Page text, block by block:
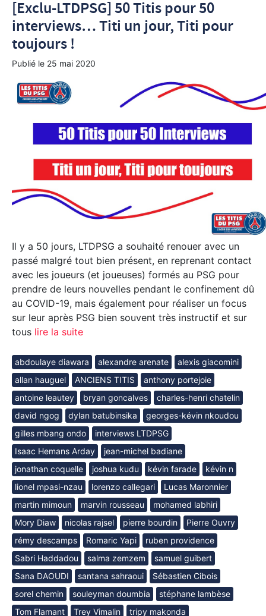
[Exclu-LTDPSG] 50 Titis pour 50
interviews… Titi un jour, Titi pour
toujours !
Publié le 25 mai 2020
Il y a 50 jours, LTDPSG a souhaité renouer avec un
passé malgré tout bien présent, en reprenant contact
avec les joueurs (et joueuses) formés au PSG pour
prendre de leurs nouvelles pendant le confinement dû
au COVID-19, mais également pour réaliser un focus
sur leur après PSG bien souvent très instructif et sur
tous lire la suite
abdoulaye diawara alexandre arenate
alexis giacomini
allan hauguel
ANCIENS TITIS
anthony portejoie
antoine leautey
bryan goncalves
charles-henri chatelin
david ngog
dylan batubinsika
georges-kévin nkoudou
gilles mbang ondo
interviews LTDPSG
Isaac Hemans Arday
jean-michel badiane
jonathan coquelle
joshua kudu kévin farade
kévin n
lionel mpasi-nzau
lorenzo callegari
Lucas Maronnier
martin mimoun
marvin rousseau
mohamed labhiri
Mory Diaw
nicolas rajsel pierre bourdin
Pierre Ouvry
rémy descamps
Romaric Yapi
ruben providence
Sabri Haddadou
salma zemzem
samuel guibert
Sana DAOUDI
santana sahraoui
Sébastien Cibois
sorel chemin
souleyman doumbia
stéphane lambèse
Tom Flamant
Trey Vimalin tripy makonda